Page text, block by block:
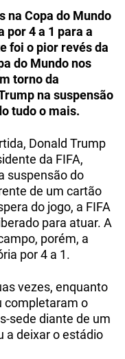
na Copa do Mundo
por 4 a 1 para a
foi o pior revés da
do Mundo nos
torno da
na suspensão
tudo o mais.
Donald Trump
da FIFA,
suspensão do
de um cartão
do jogo, a FIFA
para atuar. A
porém, a
por 4 a 1.
vezes, enquanto
completaram o
sede diante de um
a deixar o estádio